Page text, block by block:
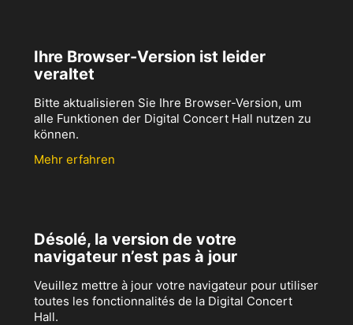
Ihre Browser-Version ist leider
veraltet
Bitte aktualisieren Sie Ihre Browser-Version, um
alle Funktionen der Digital Concert Hall nutzen zu
können.
Mehr erfahren
Désolé, la version de votre
navigateur n’est pas à jour
Veuillez mettre à jour votre navigateur pour utiliser
toutes les fonctionnalités de la Digital Concert
Hall.